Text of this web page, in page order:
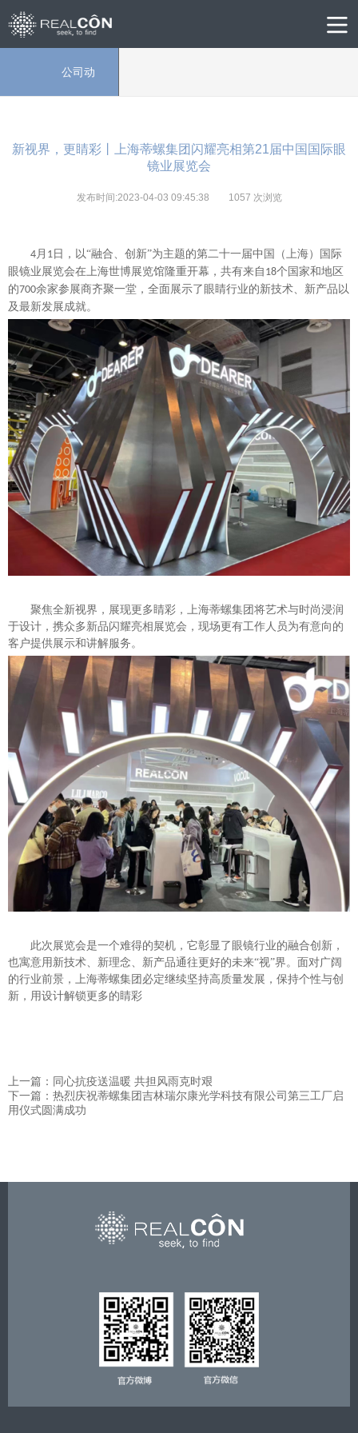
公司动
新视界，更睛彩丨上海蒂螺集团闪耀亮相第21届中国国际眼
镜业展览会
发布时间:2023-04-03 09:45:38 1057 次浏览
4月 1 日，以“融合、创新”为主题的第二十一届中国（上海）国际
眼镜业展览会在上海世博展览馆隆重开幕，共有来自 18个国家和地区
的700余家参展商齐聚一堂，全面展示了眼睛行业的新技术、新产品以
及最新发展成就。
聚焦全新视界，展现更多睛彩，上海蒂螺集团将艺术与时尚浸润
于设计，携众多新品闪耀亮相展览会，现场更有工作人员为有意向的
客户提供展示和讲解服务。
此次展览会是一个难得的契机，它彰显了眼镜行业的融合创新，
也寓意用新技术、新理念、新产品通往更好的未来“视”界。面对广阔
的行业前景，上海蒂螺集团必定继续坚持高质量发展，保持个性与创
新，用设计解锁更多的睛彩
上一篇：同心抗疫送温暖 共担风雨克时艰
下一篇：热烈庆祝蒂螺集团吉林瑞尔康光学科技有限公司第三工厂启
用仪式圆满成功